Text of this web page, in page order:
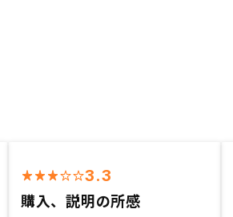
3.3
購入、説明の所感